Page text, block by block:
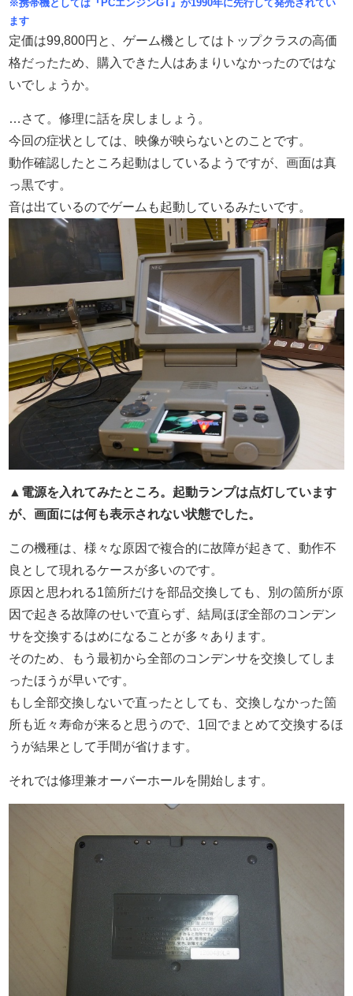
※携帯機としては『PCエンジンGT』が1990年に先行して発売されてい
ます
定価は99,800円と、ゲーム機としてはトップクラスの高価
格だったため、購入できた人はあまりいなかったのではな
いでしょうか。
…さて。修理に話を戻しましょう。
今回の症状としては、映像が映らないとのことです。
動作確認したところ起動はしているようですが、画面は真
っ黒です。
音は出ているのでゲームも起動しているみたいです。
▲電源を入れてみたところ。起動ランプは点灯しています
が、画面には何も表示されない状態でした。
この機種は、様々な原因で複合的に故障が起きて、動作不
良として現れるケースが多いのです。
原因と思われる1箇所だけを部品交換しても、別の箇所が原
因で起きる故障のせいで直らず、結局ほぼ全部のコンデン
サを交換するはめになることが多々あります。
そのため、もう最初から全部のコンデンサを交換してしま
ったほうが早いです。
もし全部交換しないで直ったとしても、交換しなかった箇
所も近々寿命が来ると思うので、1回でまとめて交換するほ
うが結果として手間が省けます。
それでは修理兼オーバーホールを開始します。